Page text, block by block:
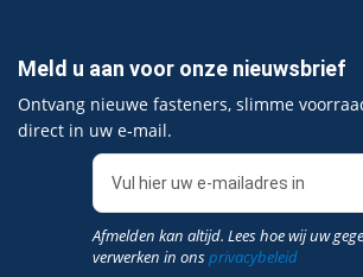
Meld u aan voor onze nieuwsbrief
Ontvang nieuwe fasteners, slimme
direct in uw e‑mail.
Afmelden kan altijd. Lees hoe wij uw
verwerken in onsprivacybeleid